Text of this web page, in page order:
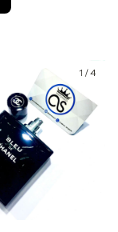
1 /4